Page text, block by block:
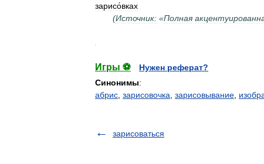
зарисо́вках
(Источник: «Полная
Игры ⚽
Нужен реферат?
Синонимы:
абрис зарисовочка зарисовывание
зарисоваться